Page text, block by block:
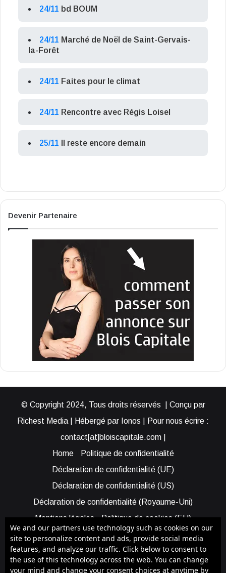
24/11 bd BOUM
24/11 Marché de Noël de Saint-Gervais-
la-Forêt
24/11 Faites pour le climat
24/11 Rencontre avec Régis Loisel
25/11 Il reste encore demain
Devenir Partenaire
© Copyright 2024, Tous droits réservés | Conçu par
Richest Media | Hébergé par Ionos | Pour nous écrire :
contact[at]bloiscapitale.com |
Home
Politique de confidentialité
Déclaration de confidentialité (UE)
Déclaration de confidentialité (US)
Déclaration de confidentialité (Royaume-Uni)
Mentions légales
Politique de cookies (EU)
Cookie Policy (AUS)
Cookie Policy (US)
Qui sommes-nous ?
Participer à Blois Capitale
Bénéficier d’une assistance
We and our partners use technology such as cookies on our
site to personalize content and ads, provide social media
features, and analyze our traffic. Click below to consent to
the use of this technology across the web. You can change
your mind and change your consent choices at anytime by